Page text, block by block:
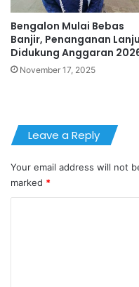
Bengalon Mulai Bebas
Banjir, Penanganan
Didukung Anggaran
November 17, 2025
Leave a Reply
Your email address will not
marked *